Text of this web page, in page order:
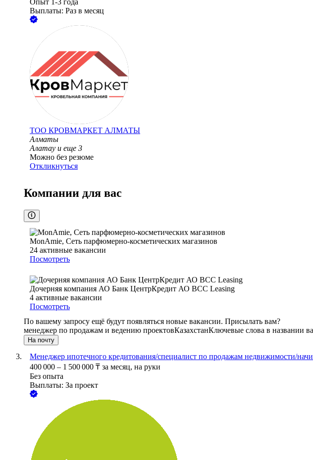
Опыт 1-3 года
Выплаты: Раз в месяц
ТОО КРОВМАРКЕТ АЛМАТЫ
Алматы
Алатау и еще 3
Можно без резюме
Откликнуться
Компании для вас
MonAmie, Сеть парфюмерно-косметических магазинов
24 активные вакансии
Посмотреть
Дочерняя компания АО Банк ЦентрКредит АО BCC Leasing
4 активные вакансии
Посмотреть
По вашему запросу ещё будут появляться новые вакансии. Присылать вам?
менеджер по продажам и ведению проектовКазахстанКлючевые слова в названии
На почту
Менеджер ипотечного кредитования/специалист по продажам недвижимости/
400 000 – 1 500 000 ₸ за месяц, на руки
Без опыта
Выплаты: За проект